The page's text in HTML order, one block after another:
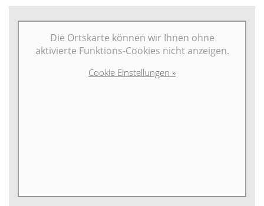
Die Ortskarte können wir Ihnen ohne
aktivierte Funktions-Cookies nicht anzeigen.
Cookie Einstellungen »